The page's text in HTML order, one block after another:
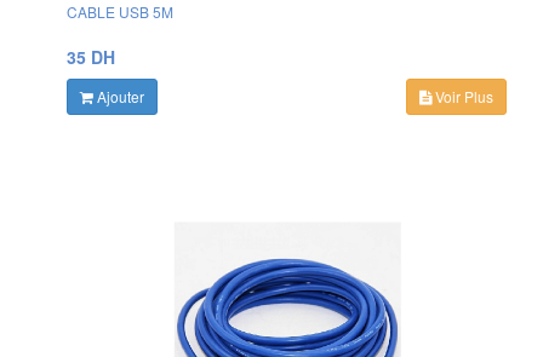
CABLE USB 5M
35 DH
Ajouter Voir Plus